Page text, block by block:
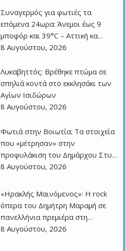
Συναγερμός για φωτιές τα
επόμενα 24ωρα: Άνεμοι έως 9
μποφόρ και 39°C – Αττική κα…
8 Αυγούστου, 2026
Λυκαβηττός: Βρέθηκε πτώμα σε
σπηλιά κοντά στο εκκλησάκι των
Αγίων Ισιδώρων
8 Αυγούστου, 2026
Φωτιά στην Βοιωτία: Τα στοιχεία
που «μέτρησαν» στην
προφυλάκιση του Δημάρχου Στυ…
8 Αυγούστου, 2026
«Ηρακλής Μαινόμενος»: H rock
όπερα του Δημήτρη Μαραμή σε
πανελλήνια πρεμιέρα στη…
8 Αυγούστου, 2026